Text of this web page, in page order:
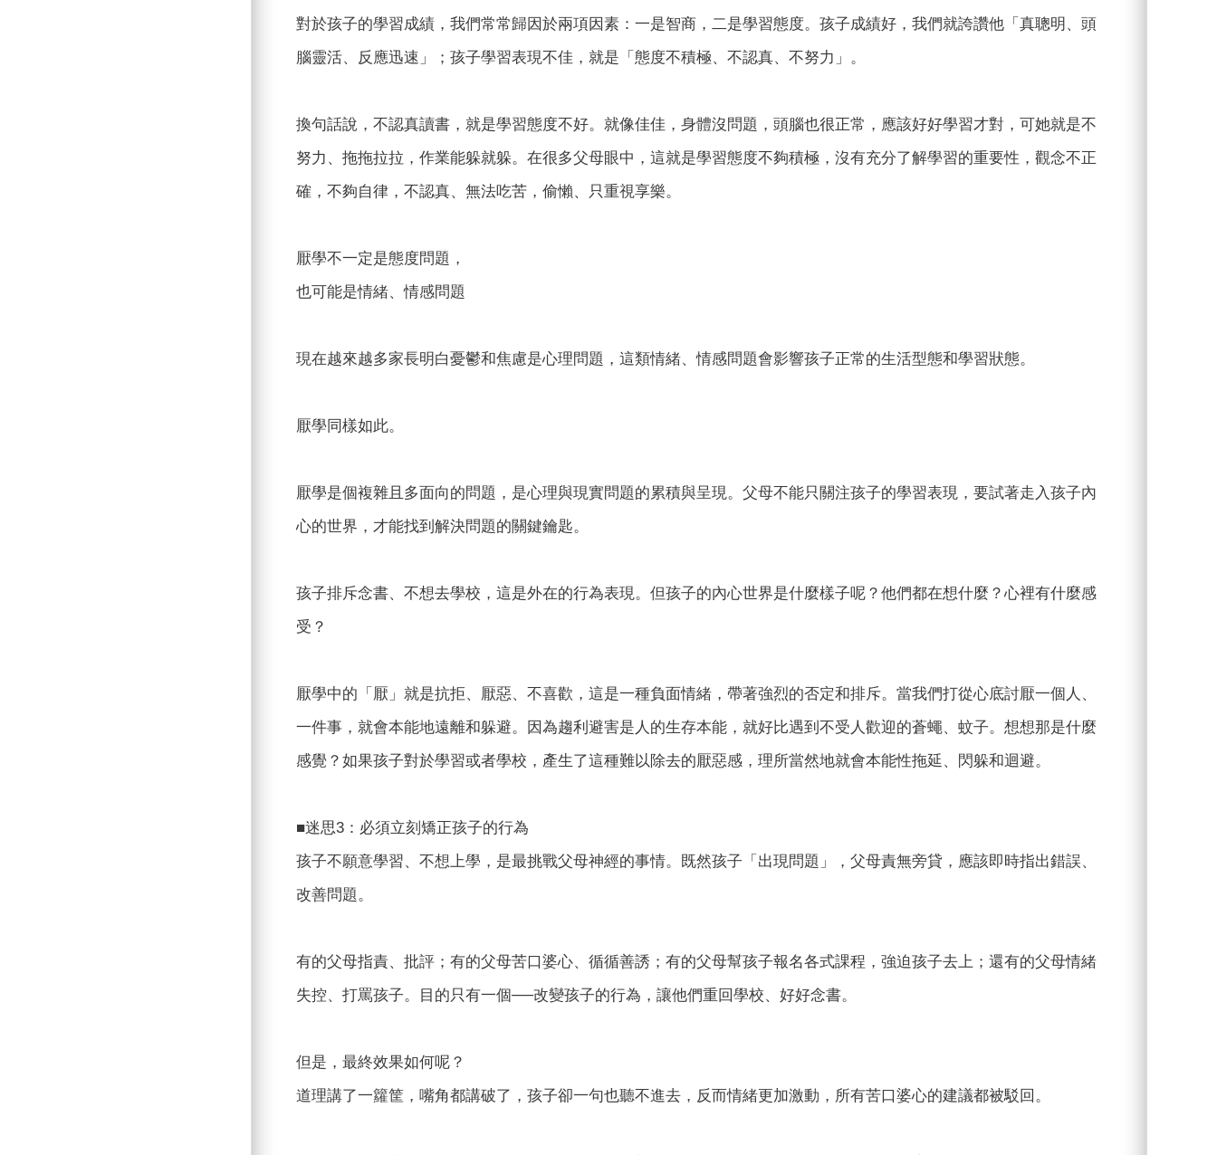
對於孩子的學習成績，我們常常歸因於兩項因素：一是智商，二是學習態度。孩子成績好，我們就誇讚他「真聰明、頭
腦靈活、反應迅速」；孩子學習表現不佳，就是「態度不積極、不認真、不努力」。
換句話說，不認真讀書，就是學習態度不好。就像佳佳，身體沒問題，頭腦也很正常，應該好好學習才對，可她就是不
努力、拖拖拉拉，作業能躲就躲。在很多父母眼中，這就是學習態度不夠積極，沒有充分了解學習的重要性，觀念不正
確，不夠自律，不認真、無法吃苦，偷懶、只重視享樂。
厭學不一定是態度問題，
也可能是情緒、情感問題
現在越來越多家長明白憂鬱和焦慮是心理問題，這類情緒、情感問題會影響孩子正常的生活型態和學習狀態。
厭學同樣如此。
厭學是個複雜且多面向的問題，是心理與現實問題的累積與呈現。父母不能只關注孩子的學習表現，要試著走入孩子內
心的世界，才能找到解決問題的關鍵鑰匙。
孩子排斥念書、不想去學校，這是外在的行為表現。但孩子的內心世界是什麼樣子呢？他們都在想什麼？心裡有什麼感
受？
厭學中的「厭」就是抗拒、厭惡、不喜歡，這是一種負面情緒，帶著強烈的否定和排斥。當我們打從心底討厭一個人、
一件事，就會本能地遠離和躲避。因為趨利避害是人的生存本能，就好比遇到不受人歡迎的蒼蠅、蚊子。想想那是什麼
感覺？如果孩子對於學習或者學校，產生了這種難以除去的厭惡感，理所當然地就會本能性拖延、閃躲和迴避。
■迷思3：必須立刻矯正孩子的行為
孩子不願意學習、不想上學，是最挑戰父母神經的事情。既然孩子「出現問題」，父母責無旁貸，應該即時指出錯誤、
改善問題。
有的父母指責、批評；有的父母苦口婆心、循循善誘；有的父母幫孩子報名各式課程，強迫孩子去上；還有的父母情緒
失控、打罵孩子。目的只有一個──改變孩子的行為，讓他們重回學校、好好念書。
但是，最終效果如何呢？
道理講了一籮筐，嘴角都講破了，孩子卻一句也聽不進去，反而情緒更加激動，所有苦口婆心的建議都被駁回。